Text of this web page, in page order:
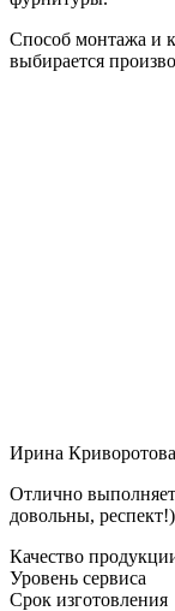
Способ монтажа и
выбирается
Ирина Криворотова
Отлично
довольны, респект!)
Качество
Уровень сервиса
Срок изготовления